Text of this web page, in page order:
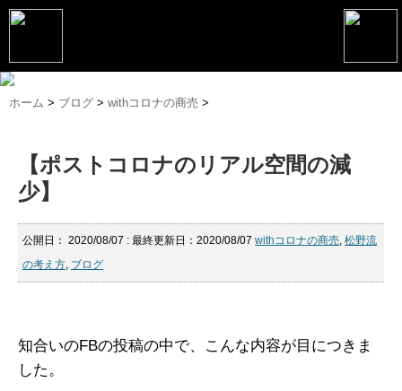
トップページ
松野恵介のブログ
会社概要
スケジュール
マーケティング塾
ホーム > ブログ > withコロナの商売 >
【ポストコロナのリアル空間の減
少】
公開日： 2020/08/07 : 最終更新日：2020/08/07 withコロナの商売, 松野流
の考え方, ブログ
知合いのFBの投稿の中で、こんな内容が目につきま
した。